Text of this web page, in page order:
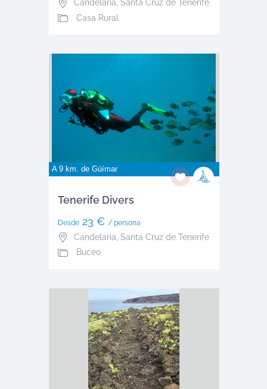
Candelaria, Santa Cruz de Tenerife
Casa Rural
A 9 km. de Güímar
Tenerife Divers
Desde23 € / persona
Candelaria Santa Cruz de Tenerife
Buceo